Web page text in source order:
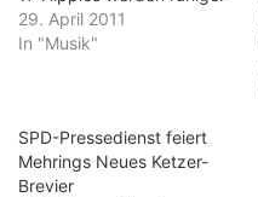
29. April 2011
In "Musik"
SPD-Pressedienst feiert
Mehrings Neues Ketzer-
Brevier